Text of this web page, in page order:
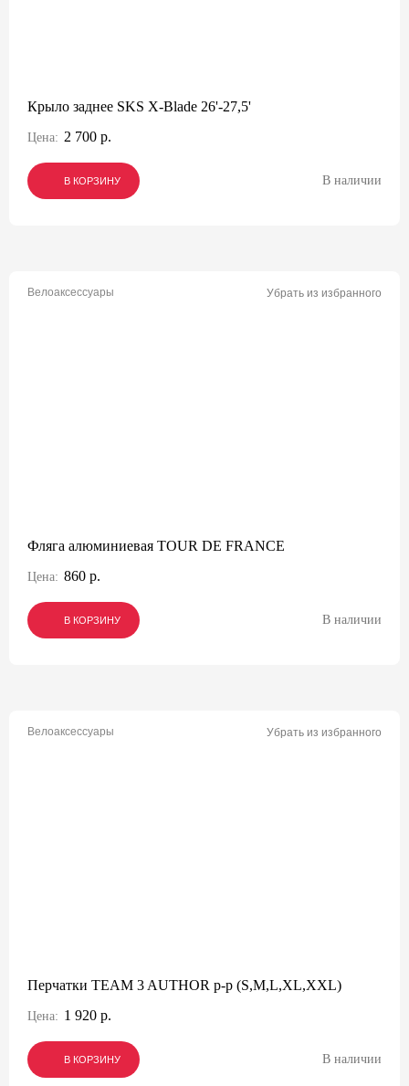
Крыло заднее SKS X-Blade 26'-27,5'
Цена: 2 700 р.
В КОРЗИНУ
В КОРЗИНУ
В КОРЗИНУ В наличии
Велоаксессуары Убрать из избранного
Фляга алюминиевая TOUR DE FRANCE
Цена: 860 р.
В КОРЗИНУ
В КОРЗИНУ
В КОРЗИНУ В наличии
Велоаксессуары Убрать из избранного
Перчатки TEAM 3 AUTHOR p-p (S,M,L,XL,XXL)
Цена: 1 920 р.
В КОРЗИНУ
В КОРЗИНУ
В КОРЗИНУ В наличии